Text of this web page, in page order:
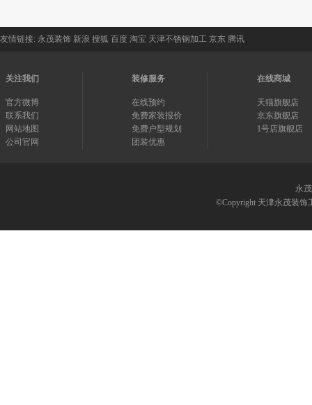
友情链接: 永茂装饰 新浪 搜狐 百度 淘宝 天津不锈钢加工 京东 腾讯
关注我们
官方微博
联系我们
网站地图
公司官网
装修服务
在线预约
免费家装报价
免费户型规划
团装优惠
在线商城
天猫旗舰店
京东旗舰店
1号店旗舰店
永
©Copyright 天津永茂装